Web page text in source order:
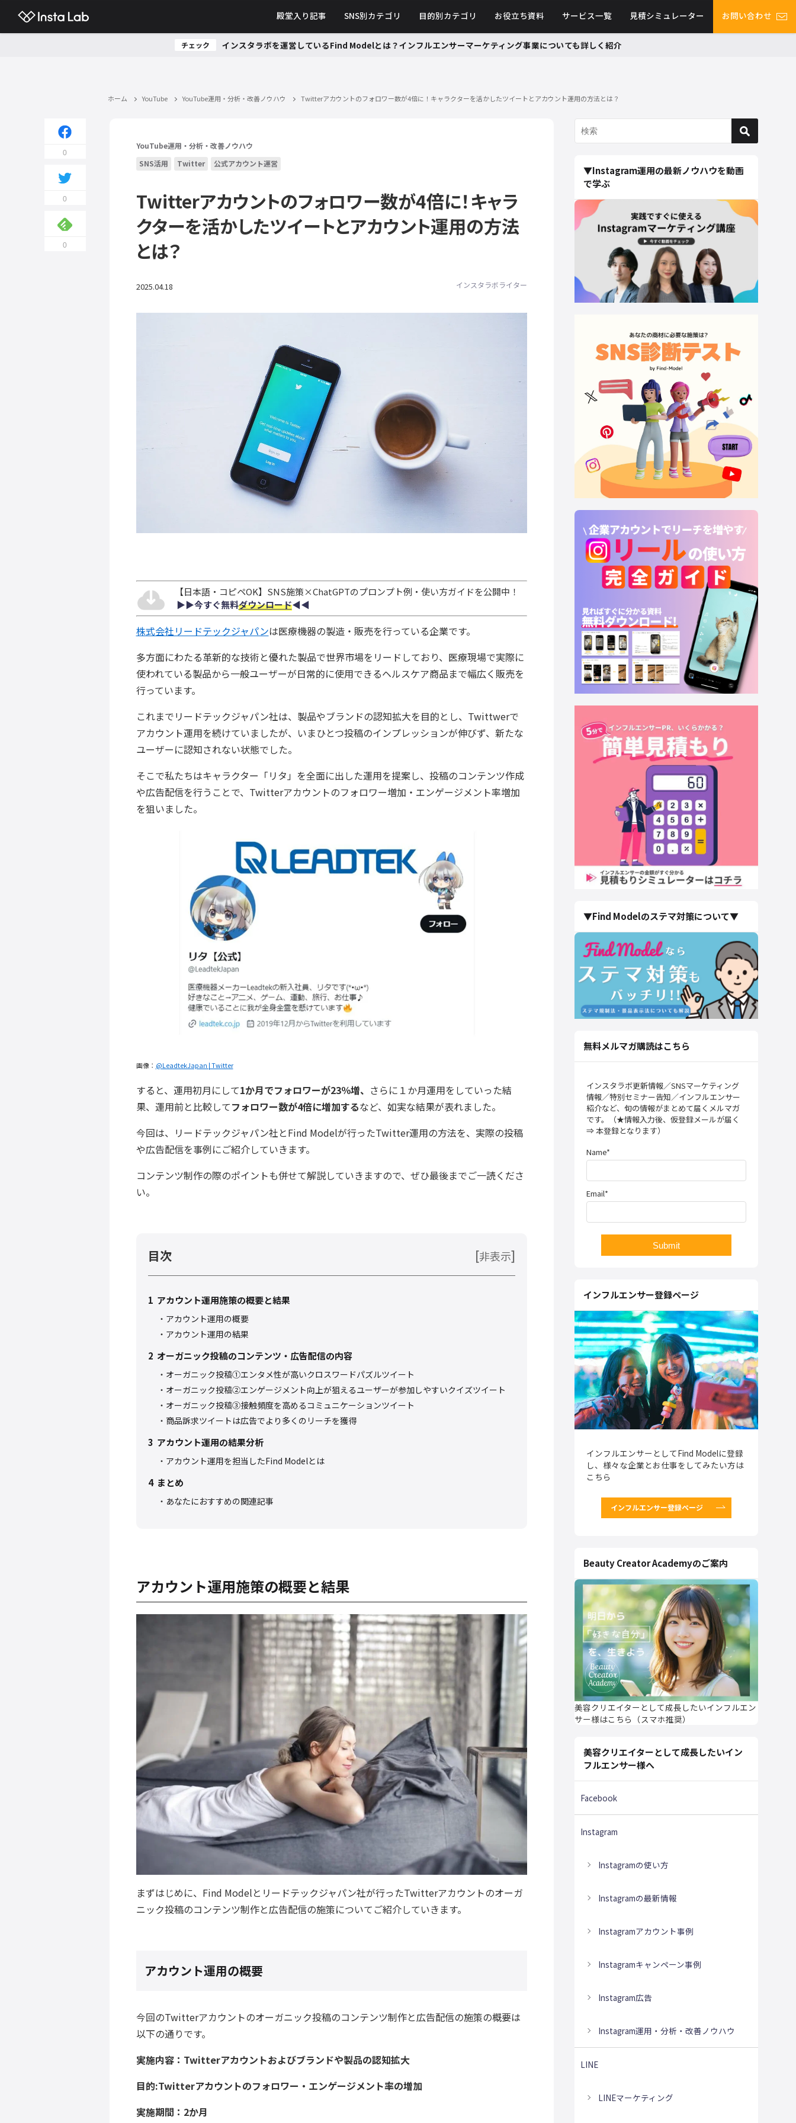
殿堂入り記事 SNS別カテゴリ 目的別カテゴリ お役立ち資料 サービス一覧 見積シミュレーター お問い合わせ
チェック インスタラボを運営しているFind Modelとは？インフルエンサーマーケティング事業についても詳しく紹介
ホーム YouTube YouTube運用・分析・改善ノウハウ Twitterアカウントのフォロワー数が4倍に！キャラクターを活かしたツイートとアカウント運用の方法とは？
0
0
0
YouTube運用・分析・改善ノウハウ
SNS活用
Twitter 公式アカウント運営
Twitterアカウントのフォロワー数が4倍に！キャラ
クターを活かしたツイートとアカウント運用の方法
とは？
2025.04.18 インスタラボライター
【日本語・コピペOK】SNS施策×ChatGPTのプロンプト例・使い方ガイドを公開中！
▶︎▶︎今すぐ無料ダウンロード◀︎◀︎
株式会社リードテックジャパンは医療機器の製造・販売を行っている企業です。
多方面にわたる革新的な技術と優れた製品で世界市場をリードしており、医療現場で実際に
使われている製品から一般ユーザーが日常的に使用できるヘルスケア商品まで幅広く販売を
行っています。
これまでリードテックジャパン社は、製品やブランドの認知拡大を目的とし、Twittwerで
アカウント運用を続けていましたが、いまひとつ投稿のインプレッションが伸びず、新たな
ユーザーに認知されない状態でした。
そこで私たちはキャラクター「リタ」を全面に出した運用を提案し、 投稿のコンテンツ作成
や広告配信を行うことで、 Twitterアカウントのフォロワー増加・エンゲージメント率増加
を狙いました。
画像： @LeadtekJapan | Twitter
すると、運用初月にして1か月でフォロワーが23％増、 さらに１か月運用をしていった結
果、運用前と比較してフォロワー数が4倍に増加するなど、如実な結果が表れました。
今回は、リードテックジャパン社とFind Modelが行ったTwitter運用の方法を、実際の投稿
や広告配信を事例にご紹介していきます。
コンテンツ制作の際のポイントも併せて解説していきますので、ぜひ最後までご一読くださ
い。
目次 [非表示]
1 アカウント運用施策の概要と結果
アカウント運用の概要
アカウント運用の結果
2 オーガニック投稿のコンテンツ・広告配信の内容
オーガニック投稿①エンタメ性が高いクロスワードパズルツイート
オーガニック投稿②エンゲージメント向上が狙えるユーザーが参加しやすいクイズツイート
オーガニック投稿③接触頻度を高めるコミュニケーションツイート
商品訴求ツイートは広告でより多くのリーチを獲得
3 アカウント運用の結果分析
アカウント運用を担当したFind Modelとは
4 まとめ
あなたにおすすめの関連記事
アカウント運用施策の概要と結果
まずはじめに、 Find Modelとリードテックジャパン社が行ったTwitterアカウントのオーガ
ニック投稿のコンテンツ制作と広告配信の施策についてご紹介していきます。
アカウント運用の概要
今回のTwitterアカウントのオーガニック投稿のコンテンツ制作と広告配信の施策の概要は
以下の通りです。
実施内容： Twitterアカウントおよびブランドや製品の認知拡大
目的:Twitterアカウントのフォロワー・エンゲージメント率の増加
実施期間：2か月
▼Instagram運用の最新ノウハウを動画
で学ぶ
▼Find Modelのステマ対策について▼
無料メルマガ購読はこちら
インスタラボ更新情報／SNSマーケティング
情報／特別セミナー告知／インフルエンサー
紹介など、旬の情報がまとめて届くメルマガ
です。（★情報入力後、仮登録メールが届く
⇒ 本登録となります）
Name*
Email*
インフルエンサー登録ページ
インフルエンサーとしてFind Modelに登録
し、様々な企業とお仕事をしてみたい方は
こちら
インフルエンサー登録ページ
Beauty Creator Academyのご案内
美容クリエイターとして成長したいインフルエン
サー様はこちら（スマホ推奨）
美容クリエイターとして成長したいイン
フルエンサー様へ
Facebook
Instagram
Instagramの使い方
Instagramの最新情報
Instagramアカウント事例
Instagramキャンペーン事例
Instagram広告
Instagram運用・分析・改善ノウハウ
LINE
LINEマーケティング